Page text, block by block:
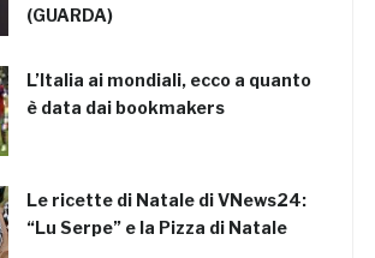
(GUARDA)
L’Italia ai mondiali, ecco a quanto
è data dai bookmakers
Le ricette di Natale di VNews24:
“Lu Serpe” e la Pizza di Natale